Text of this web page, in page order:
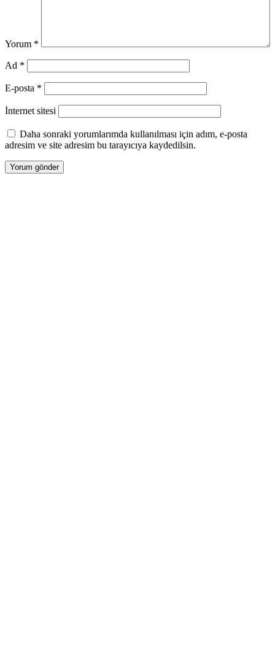
Yorum *
Ad *
E-posta *
İnternet sitesi
Daha sonraki yorumlarımda kullanılması için adım, e-posta
adresim ve site adresim bu tarayıcıya kaydedilsin.